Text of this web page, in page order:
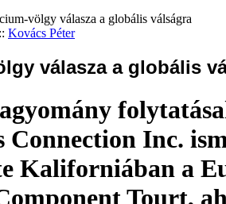
völgy válasza a globális válságra
:: Kovács Péter
válasza a globális
Connection Inc.
Kaliforniában a
Tourt,